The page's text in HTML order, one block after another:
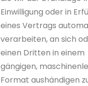
Einwilligung oder in
eines Vertrags
verarbeiten, an sich
einen Dritten in einem
gängigen,
Format aushändigen